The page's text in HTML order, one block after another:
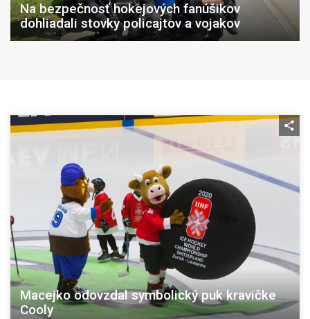
Na bezpečnosť hokejových fanúšikov
dohliadali stovky policajtov a vojakov
Macejko odovzdal symbolický puk kravičke
Cooly